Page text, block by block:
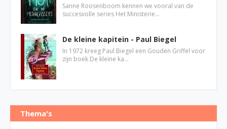
Sanne Roosenboom kennen we vooral van de
succesvolle series Het Ministerie…
De kleine kapitein - Paul Biegel
In 1972 kreeg Paul Biegel een Gouden Griffel voor
zijn boek De kleine ka…
Thema's